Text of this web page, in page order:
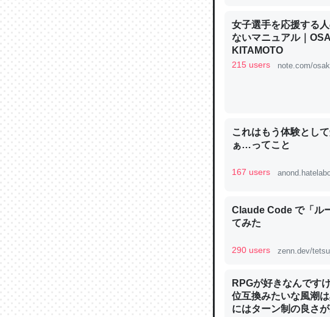
の600分の1程度。
─ニュース :: 【研究発表】
は」とあって面白い。
チンを強化してる筈だ
─ニュース :: 【研究発表】
これを元に考えるとカ
─ニュース :: 【研究発表】
女子選手を応援する
ないマニュアル｜
KITAMOTO
215 users note.com/
これはもう体験とし
ぁ…ってこと
167 users
Claude Code で「ル
てみた
290 users zenn.dev/
RPGが好きなんです
位互換みたいな風潮
にはターン制の良さ